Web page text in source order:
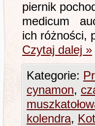
piernik
medicum
ich różności,
Czytaj dalej »
Kategorie:
cynamon,
kolendra,